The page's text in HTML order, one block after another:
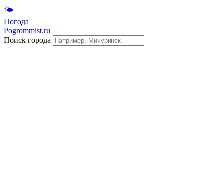
🌤
Погода
Pogrommist.ru
Поиск города